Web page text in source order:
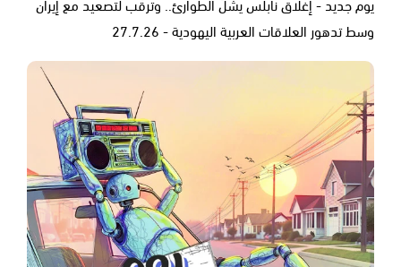
وسط تدهور العلاقات العربية اليهودية - 27.7.26